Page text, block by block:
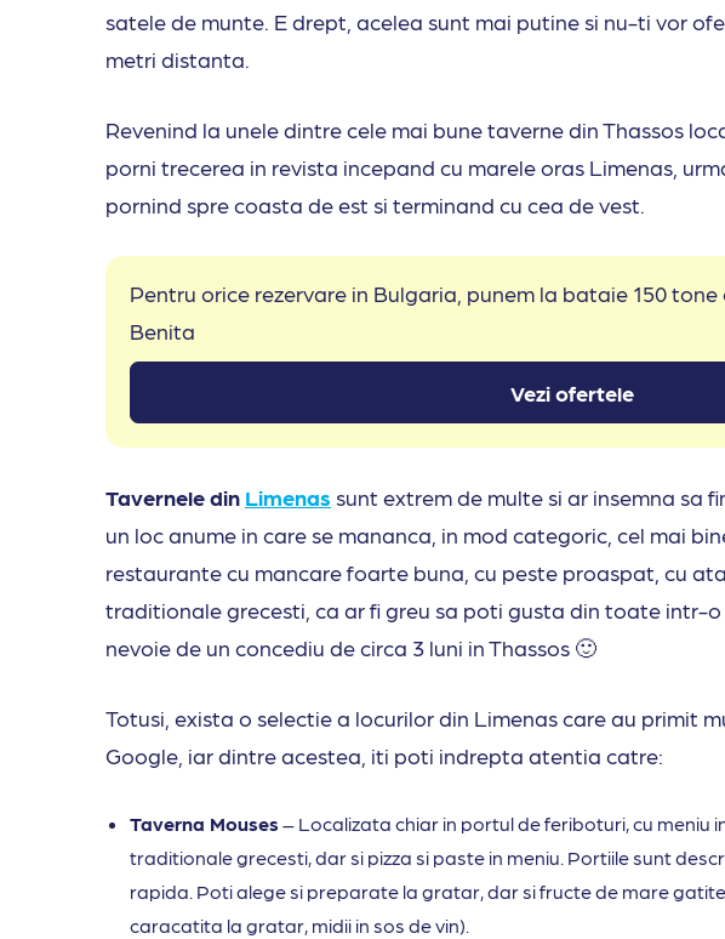
satele de munte. E drept, acelea sunt mai putine si nu-ti vor
metri distanta.
Revenind la unele dintre cele mai bune taverne din Thassos
porni trecerea in revista incepand cu marele oras Limenas,
pornind spre coasta de est si terminand cu cea de vest.
Pentru orice rezervare in Bulgaria, punem la bataie 150
Benita
Vezi ofertele
Tavernele din Limenas sunt extrem de multe si ar insemna sa
un loc anume in care se mananca, in mod categoric, cel mai
restaurante cu mancare foarte buna, cu peste proaspat, cu
traditionale grecesti, ca ar fi greu sa poti gusta din toate intr-
nevoie de un concediu de circa 3 luni in Thassos 🙂
Totusi, exista o selectie a locurilor din Limenas care au primit
Google, iar dintre acestea, iti poti indrepta atentia catre:
Taverna Mouses – Localizata chiar in portul de feriboturi, cu meniu
traditionale grecesti, dar si pizza si paste in meniu. Portiile sunt
rapida. Poti alege si preparate la gratar, dar si fructe de mare
caracatita la gratar, midii in sos de vin).